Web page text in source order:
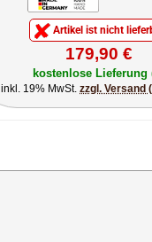
Artikel ist nicht
179,90 €
kostenlose Lieferung
inkl. 19% MwSt.zzgl. Versand